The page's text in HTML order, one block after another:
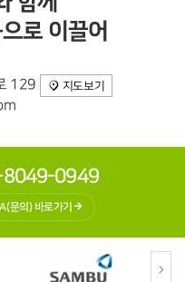
로 이끌어
129 지도보기
8049-0949
문의) 바로가기